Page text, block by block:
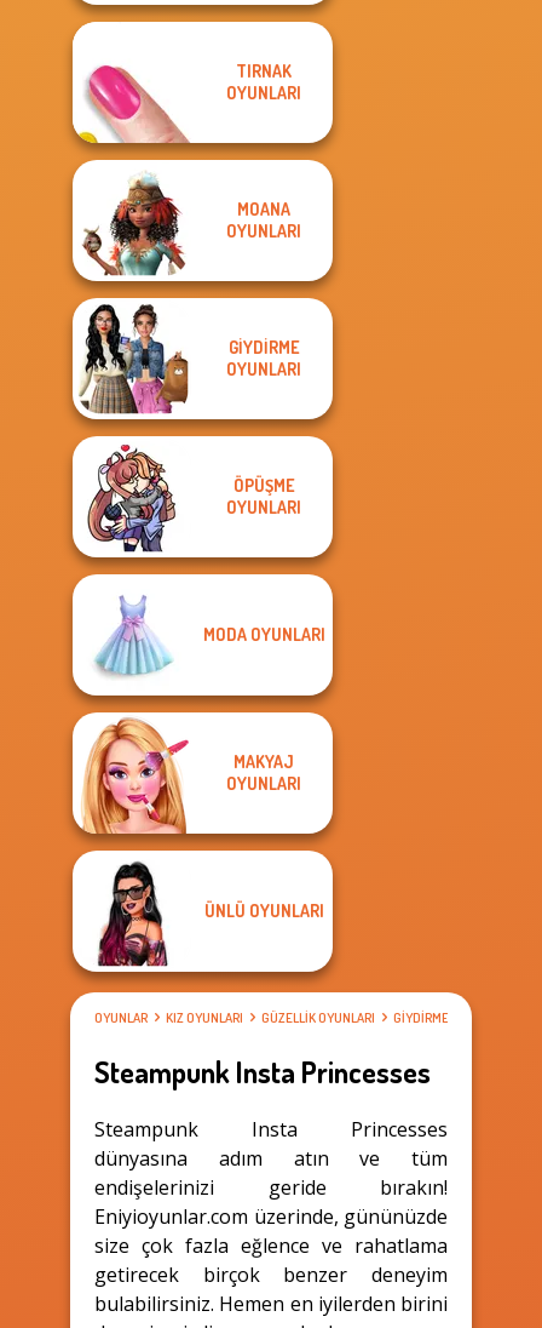
TIRNAK
OYUNLARI
MOANA
OYUNLARI
GIYDIRME
OYUNLARI
ÖPÜŞME
OYUNLARI
MODA OYUNLARI
MAKYAJ
OYUNLARI
ÜNLÜ OYUNLARI
OYUNLAR KIZ OYUNLARI GÜZELLIK OYUNLARI GIYDIRME OYUNLARI
Steampunk Insta Princesses
Steampunk Insta Princesses
dünyasına adım atın ve tüm
endişelerinizi geride bırakın!
Eniyioyunlar.com üzerinde, gününüzde
size çok fazla eğlence ve rahatlama
getirecek birçok benzer deneyim
bulabilirsiniz. Hemen en iyilerden birini